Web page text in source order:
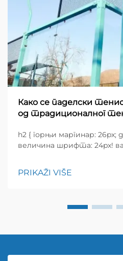
Како се паделски
од традиционалног
h2 { горњи маргинар: 26px;
величина шрифта: 24px!
горњи маргинар: 26px; доњи
величина шрифта: 20px!
PRIKAŽI VIŠE